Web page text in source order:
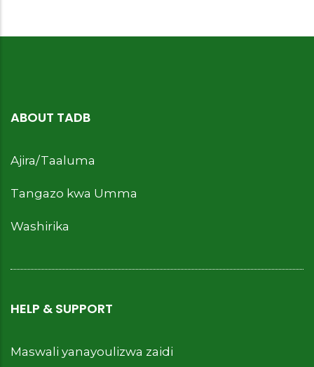
ABOUT TADB
Ajira/Taaluma
Tangazo kwa Umma
Washirika
HELP & SUPPORT
Maswali yanayoulizwa zaidi